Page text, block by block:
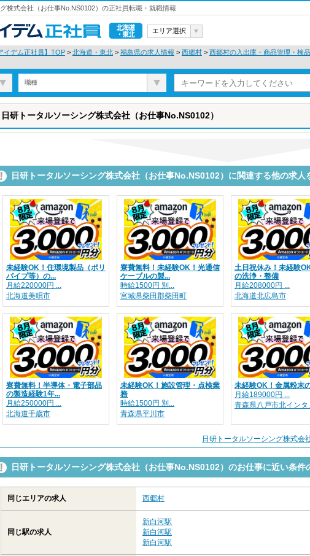
株式会社（お仕事No.NS0102）の正社員転職・就職情報
北海道・東
北
エリア選択
イデム正社員】TOP > 北海道・東北 > 福島県の求人情報 > 西郷村 > 西郷村の入出庫・商品管理・検
職種
日研トータルソーシング株式会社（お仕事No.NS0102）
日研トータルソーシング株式会社（お仕事No.NS0102）に関連する他の求人
未経験OK！住環境製品（ポリ
パイプ等）の...
月給220000円 ...
北海道美唄市
寮費無料！未経験OK！光通信
ケーブルの製...
時給1500円 別...
宮城県柴田郡柴田町
土日祝休み！未経験
の洗浄・整備
月給208000円 ...
北海道北広島市
寮費無料！半導体・電子部品
の製造経験1年...
月給250000円 ...
北海道千歳市
未経験OK！施設管理・点検業
務
時給1500円 別...
青森県平川市
未経験OK！金属粉末
月給189000円 ...
青森県八戸市北インタ
日研トータルソーシング株式会
日研トータルソーシング株式会社（お仕事No.NS0102）のお仕事に近い条件
同じエリアの求人 西郷村
同じ駅の求人
新白河駅
新白河駅
新白河駅